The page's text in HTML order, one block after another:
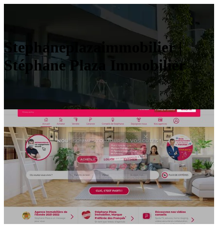
Stephaneplazaimmobilier |
Stéphane Plaza Immobilier